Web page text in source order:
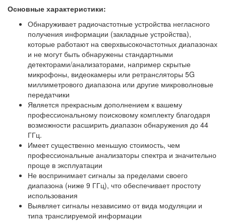
Основные характеристики:
Обнаруживает радиочастотные устройства негласного
получения информации (закладные устройства),
которые работают на сверхвысокочастотных диапазонах
и не могут быть обнаружены стандартными
детекторами/анализаторами, например скрытые
микрофоны, видеокамеры или ретрансляторы 5G
миллиметрового диапазона или другие микроволновые
передатчики
Является прекрасным дополнением к вашему
профессиональному поисковому комплекту благодаря
возможности расширить диапазон обнаружения до 44
ГГц.
Имеет существенно меньшую стоимость, чем
профессиональные анализаторы спектра и значительно
проще в эксплуатации
Не воспринимает сигналы за пределами своего
диапазона (ниже 9 ГГц), что обеспечивает простоту
использования
Выявляет сигналы независимо от вида модуляции и
типа транслируемой информации